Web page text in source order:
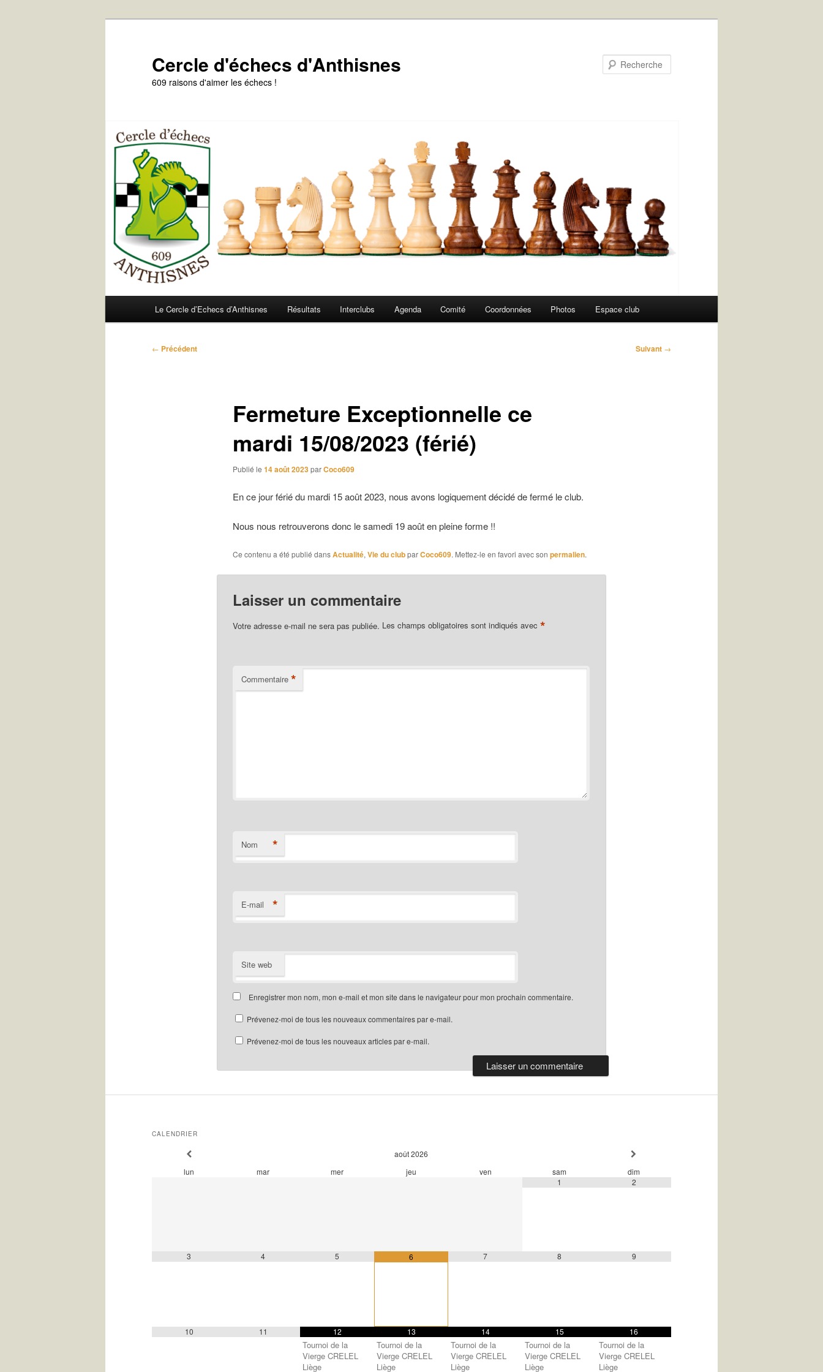
Cercle d'échecs d'Anthisnes
609 raisons d'aimer les échecs !
Le Cercle d’Echecs d’Anthisnes Résultats Interclubs Agenda Comité Coordonnées Photos Espace club
Navigation
← Précédent Suivant →
Fermeture Exceptionnelle ce
mardi 15/08/2023 (férié)
Publié le 14 août 2023parCoco609
En ce jour férié du mardi 15 août 2023, nous avons logiquement décidé de fermé le club.
Nous nous retrouverons donc le samedi 19 août en pleine forme !!
Ce contenu a été publié dansActualité, Vie du clubparCoco609. Mettez-le en favori avec son permalien.
Laisser un commentaire
Votre adresse e-mail ne sera pas publiée. Les champs obligatoires sont indiqués avec *
Commentaire *
Nom *
E-mail *
Site web
Enregistrer mon nom, mon e-mail et mon site dans le navigateur pour mon prochain commentaire.
Prévenez-moi de tous les nouveaux commentaires par e-mail.
Prévenez-moi de tous les nouveaux articles par e-mail.
CALENDRIER
août2026
lun
mar mer jeu ven sam
dim
1
2
3 4 5 6 7 8 9
10 11 12
Tournoi de la
Vierge CRELEL
Liège
13
Tournoi de la
Vierge CRELEL
Liège
14
Tournoi de la
Vierge CRELEL
Liège
15
Tournoi de la
Vierge CRELEL
Liège
16
Tournoi de la
Vierge CRELEL
Liège